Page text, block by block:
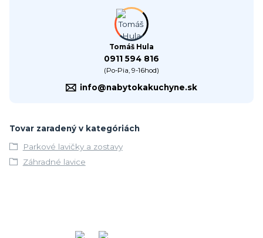
Tomáš Hula
0911 594 816
(Po-Pia, 9-16hod)
info@nabytokakuchyne.sk
Tovar zaradený v kategóriách
Parkové lavičky a zostavy
Záhradné lavice